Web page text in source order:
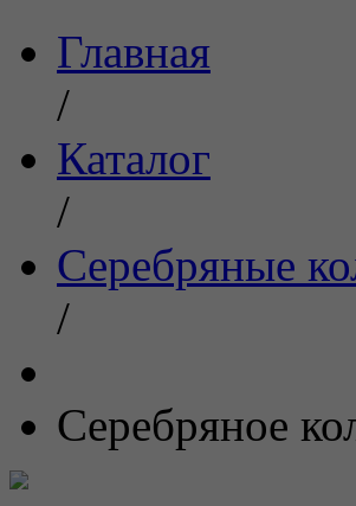
Главная
/
Каталог
/
Серебряные
/
Серебряное